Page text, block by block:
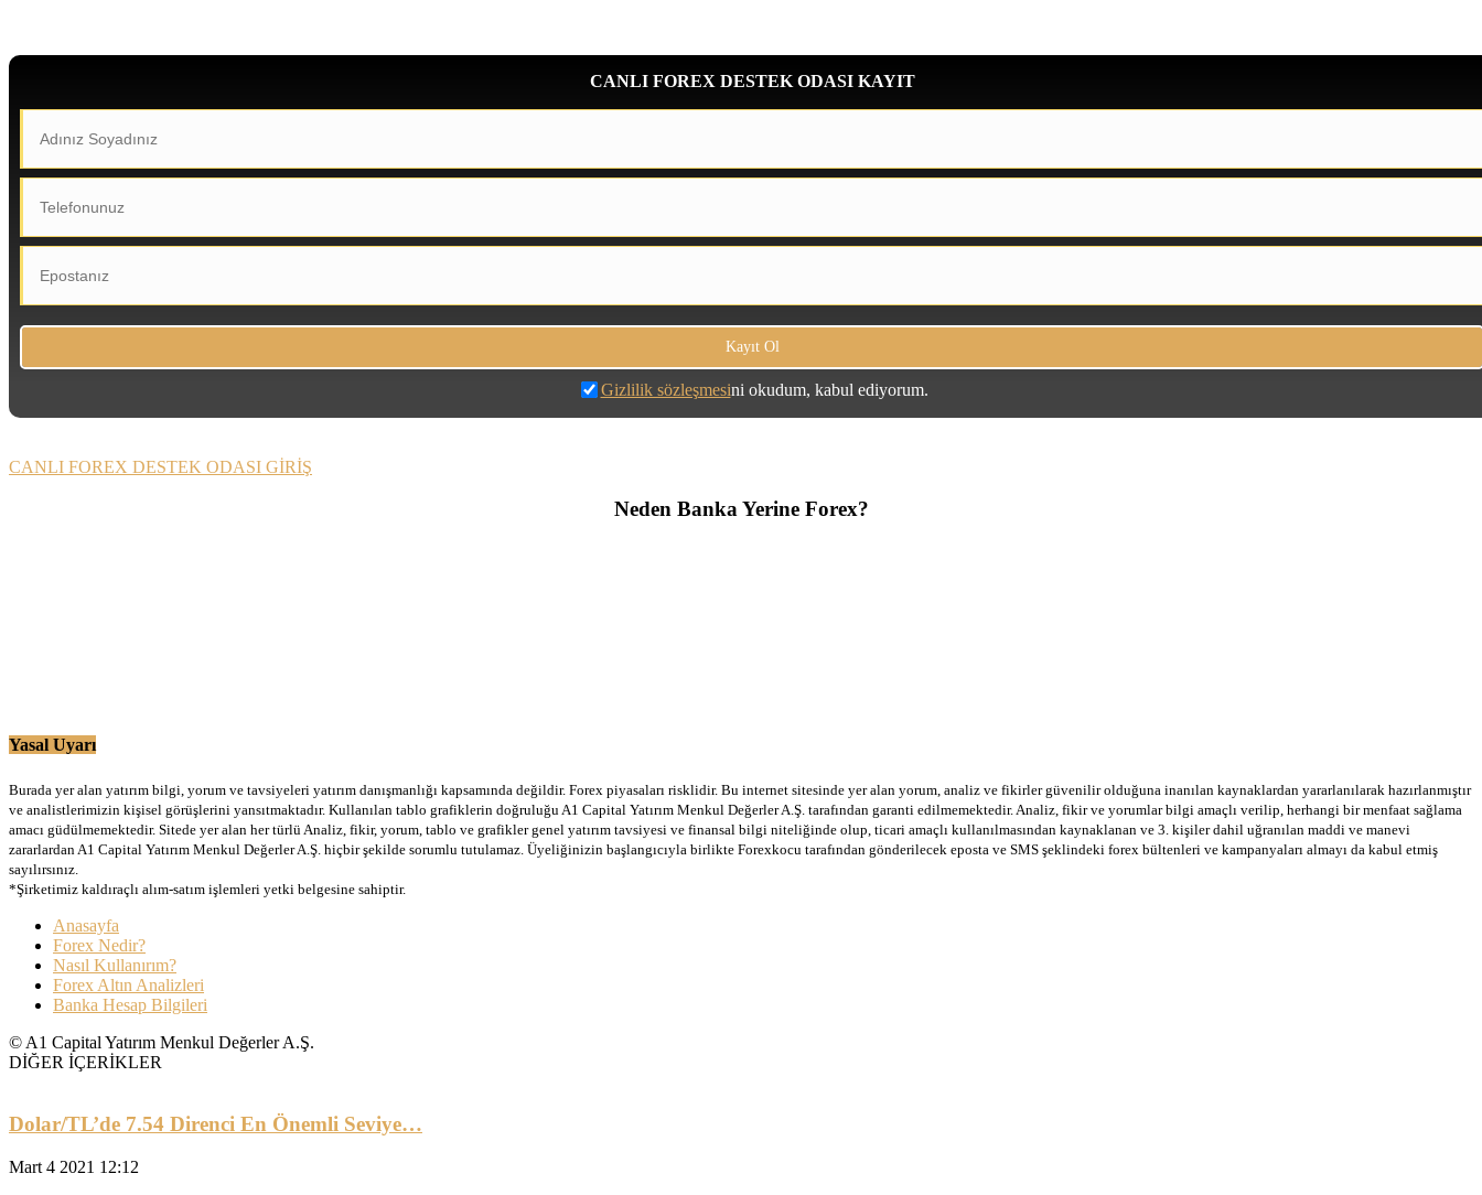
CANLI FOREX DESTEK ODASI KAYIT
Gizlilik sözleşmesini okudum, kabul ediyorum.
CANLI FOREX DESTEK ODASI GİRİŞ
Neden Banka Yerine Forex?
Yasal Uyarı
Burada yer alan yatırım bilgi, yorum ve tavsiyeleri yatırım danışmanlığı kapsamında değildir. Forex piyasaları risklidir. Bu internet sitesinde yer alan yorum, analiz ve fikirler güvenilir olduğuna inanılan kaynaklardan yararlanılarak hazırlanmıştır
ve analistlerimizin kişisel görüşlerini yansıtmaktadır. Kullanılan tablo grafiklerin doğruluğu A1 Capital Yatırım Menkul Değerler A.Ş. tarafından garanti edilmemektedir. Analiz, fikir ve yorumlar bilgi amaçlı verilip, herhangi bir menfaat sağlama
amacı güdülmemektedir. Sitede yer alan her türlü Analiz, fikir, yorum, tablo ve grafikler genel yatırım tavsiyesi ve finansal bilgi niteliğinde olup, ticari amaçlı kullanılmasından kaynaklanan ve 3. kişiler dahil uğranılan maddi ve manevi
zararlardan A1 Capital Yatırım Menkul Değerler A.Ş. hiçbir şekilde sorumlu tutulamaz. Üyeliğinizin başlangıcıyla birlikte Forexkocu tarafından gönderilecek eposta ve SMS şeklindeki forex bültenleri ve kampanyaları almayı da kabul etmiş
sayılırsınız.
*Şirketimiz kaldıraçlı alım-satım işlemleri yetki belgesine sahiptir.
Anasayfa
Forex Nedir?
Nasıl Kullanırım?
Forex Altın Analizleri
Banka Hesap Bilgileri
© A1 Capital Yatırım Menkul Değerler A.Ş.
DİĞER İÇERİKLER
Dolar/TL’de 7.54 Direnci En Önemli Seviye…
Mart 4 2021 12:12